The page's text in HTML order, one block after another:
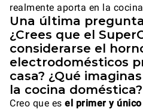
realmente aporta en la
Una última
¿Crees que el
considerarse el
electrodomésticos
casa? ¿Qué
la cocina doméstica?
Creo que es el primer y